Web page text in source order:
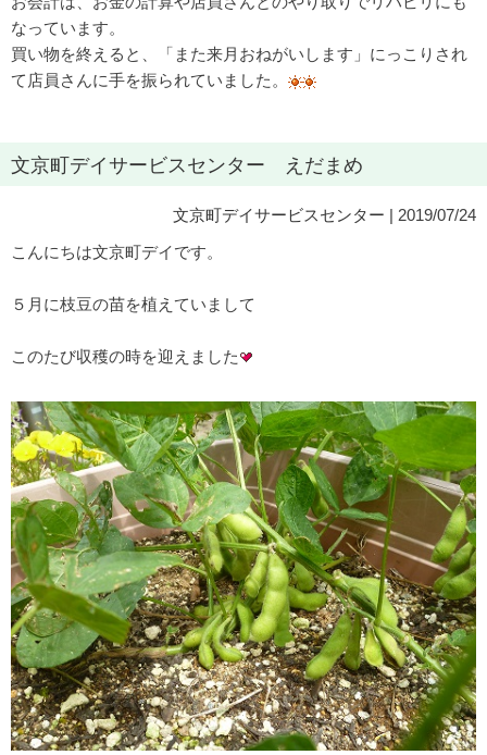
なっています。
買い物を終えると、「また来月おねがいします」にっこりされ
て店員さんに手を振られていました。
文京町デイサービスセンター えだまめ
文京町デイサービスセンター | 2019/07/24
こんにちは文京町デイです。
５月に枝豆の苗を植えていまして
このたび収穫の時を迎えました